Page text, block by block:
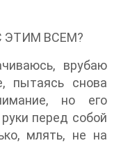
ЭТИМ ВСЕМ?
врубаю
пытаясь снова
но его
перед собой
млять, не на